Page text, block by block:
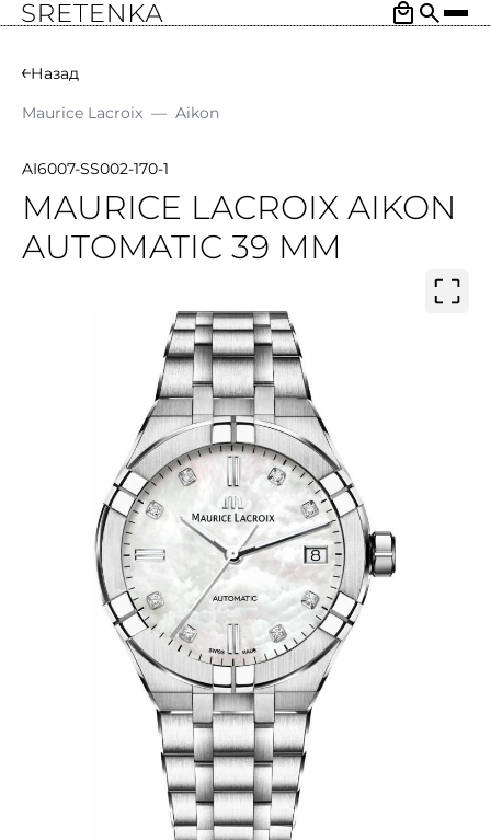
Назад
Maurice Lacroix — Aikon
AI6007-SS002-170-1
MAURICE LACROIX AIKON
AUTOMATIC 39 MM